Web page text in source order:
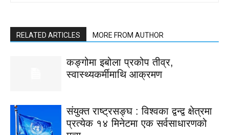
RELATED ARTICLES MORE FROM AUTHOR
कङ्गोमा इबोला प्रकोप तीव्र,
स्वास्थ्यकर्मीमाथि आक्रमण
संयुक्त राष्ट्रसङ्घ : विश्वका द्वन्द्व क्षेत्रमा
प्रत्येक १४ मिनेटमा एक सर्वसाधारणको